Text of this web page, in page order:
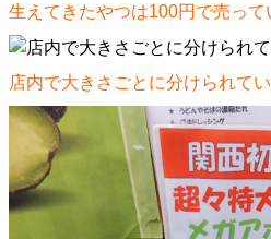
生えてきたやつは100円で売って
店内で大きさごとに分けられて